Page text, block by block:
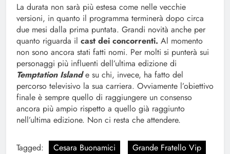
La durata non sarà più estesa come nelle vecchie
versioni, in quanto il programma terminerà dopo circa
due mesi dalla prima puntata. Grandi novità anche per
quanto riguarda il cast dei concorrenti. Al momento
non sono ancora stati fatti nomi. Per molti si punterà sui
personaggi più influenti dell’ultima edizione di
Temptation Islande su chi, invece, ha fatto del
percorso televisivo la sua carriera. Ovviamente l’obiettivo
finale è sempre quello di raggiungere un consenso
ancora più ampio rispetto a quello già raggiunto
nell’ultima edizione. Non ci resta che attendere.
Tagged: Cesara Buonamici Grande Fratello Vip